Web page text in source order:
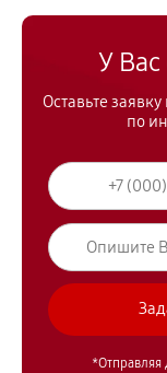
У Вас
Оставьте
по
*Отправляя